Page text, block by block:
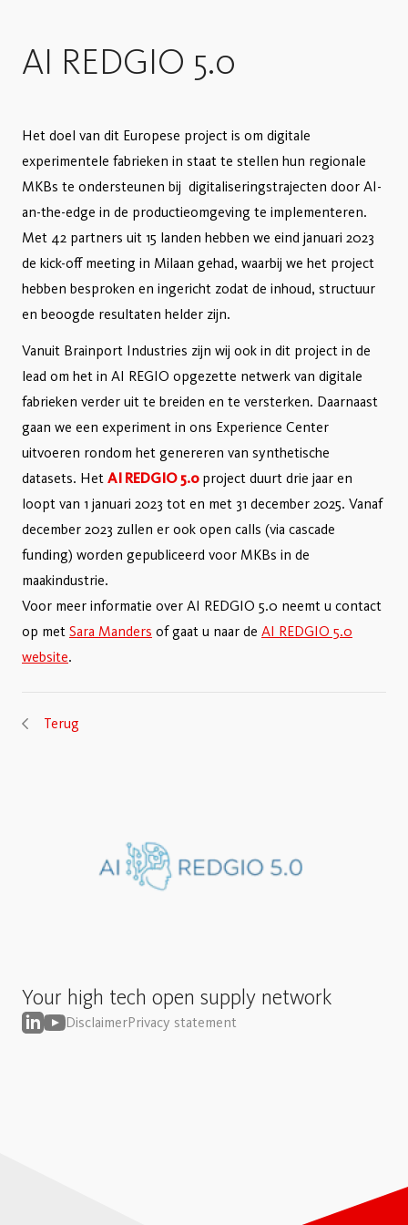
AI REDGIO 5.0
Het doel van dit Europese project is om digitale
experimentele fabrieken in staat te stellen hun regionale
MKBs te ondersteunen bij digitaliseringstrajecten door AI-
an-the-edge in de productieomgeving te implementeren.
Met 42 partners uit 15 landen hebben we eind januari 2023
de kick-off meeting in Milaan gehad, waarbij we het project
hebben besproken en ingericht zodat de inhoud, structuur
en beoogde resultaten helder zijn.
Vanuit Brainport Industries zijn wij ook in dit project in de
lead om het in AI REGIO opgezette netwerk van digitale
fabrieken verder uit te breiden en te versterken. Daarnaast
gaan we een experiment in ons Experience Center
uitvoeren rondom het genereren van synthetische
datasets. Het AI REDGIO 5.0 project duurt drie jaar en
loopt van 1 januari 2023 tot en met 31 december 2025. Vanaf
december 2023 zullen er ook open calls (via cascade
funding) worden gepubliceerd voor MKBs in de
maakindustrie.
Voor meer informatie over AI REDGIO 5.0 neemt u contact
op met Sara Manders of gaat u naar de AI REDGIO 5.0
website.
Terug
Your high tech open supply network
DisclaimerPrivacy statement